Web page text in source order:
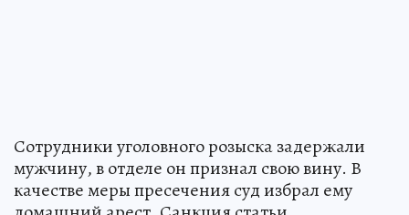
Сотрудники уголовного розыска задержали
мужчину, в отделе он признал свою вину. В
качестве меры пресечения суд избрал ему